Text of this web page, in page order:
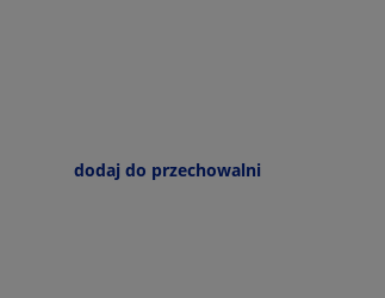
dodaj do przechowalni